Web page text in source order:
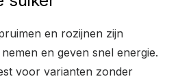
en rozijnen zijn
en geven snel energie.
voor varianten zonder